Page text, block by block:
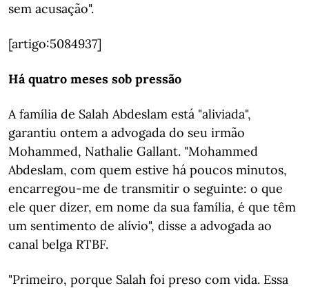
sem acusação".
[artigo:5084937]
Há quatro meses sob pressão
A família de Salah Abdeslam está "aliviada",
garantiu ontem a advogada do seu irmão
Mohammed, Nathalie Gallant. "Mohammed
Abdeslam, com quem estive há poucos minutos,
encarregou-me de transmitir o seguinte: o que
ele quer dizer, em nome da sua família, é que têm
um sentimento de alívio", disse a advogada ao
canal belga RTBF.
"Primeiro, porque Salah foi preso com vida. Essa